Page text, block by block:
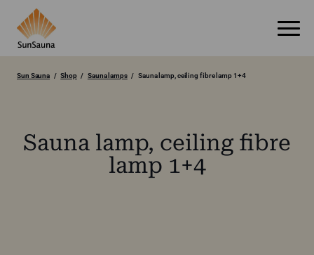
Sauna lamp, ceiling fibre
lamp 1+4
Sun Sauna Shop Sauna lamps Sauna lamp, ceiling fibre lamp 1+4